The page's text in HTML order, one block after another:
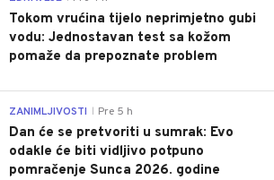
Tokom vrućina tijelo neprimjetno gubi
vodu: Jednostavan test sa kožom
pomaže da prepoznate problem
ZANIMLJIVOSTI Pre 5 h
Dan će se pretvoriti u sumrak: Evo
odakle će biti vidljivo potpuno
pomračenje Sunca 2026. godine